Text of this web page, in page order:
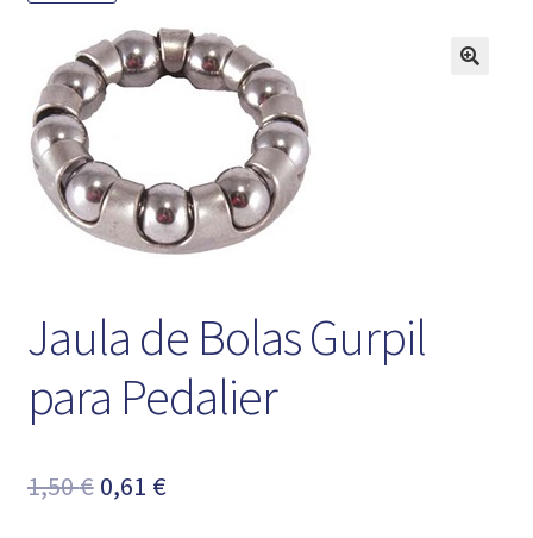
Jaula de Bolas Gurpil
para Pedalier
1,50€ El
0,61 €El